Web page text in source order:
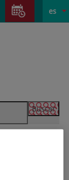
activo
es